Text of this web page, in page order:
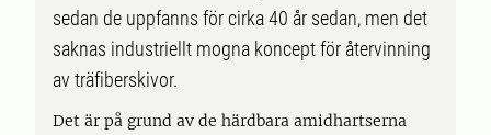
sedan de uppfanns för cirka 40 år sedan, men det
saknas industriellt mogna koncept för återvinning
av träfiberskivor.
Det är på grund av de härdbara amidhartserna